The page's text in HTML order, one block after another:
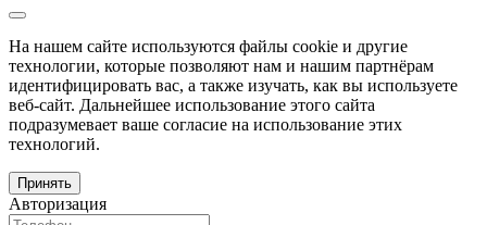
На нашем сайте используются файлы cookie и другие
технологии, которые позволяют нам и нашим партнёрам
идентифицировать вас, а также изучать, как вы используете
веб-сайт. Дальнейшее использование этого сайта
подразумевает ваше согласие на использование этих
технологий.
Принять
Авторизация